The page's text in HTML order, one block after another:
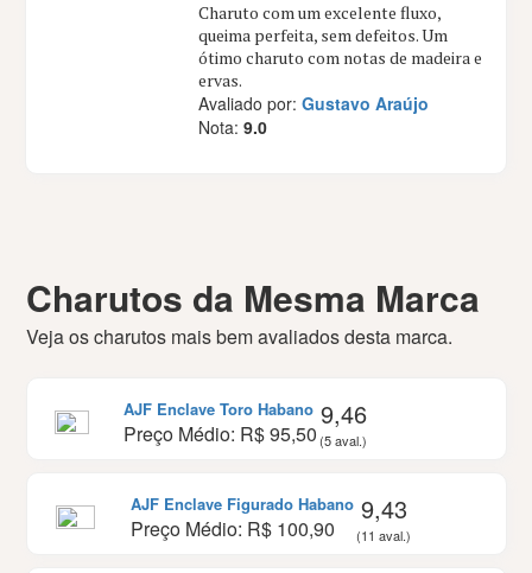
Charuto com um excelente fluxo,
queima perfeita, sem defeitos. Um
ótimo charuto com notas de madeira e
ervas.
Avaliado por:Gustavo Araújo
Nota:9.0
Charutos da Mesma Marca
Veja os charutos mais bem avaliados desta marca.
AJF Enclave Toro Habano
Preço Médio: R$ 95,50
9,46
(5 aval.)
AJF Enclave Figurado Habano
Preço Médio: R$ 100,90
9,43
(11 aval.)